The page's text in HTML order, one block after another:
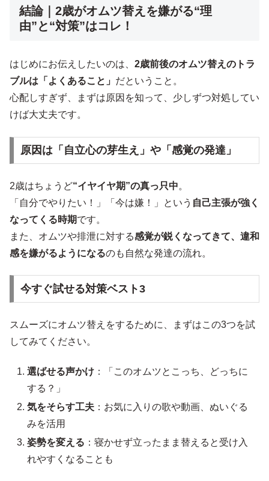
結論｜2歳がオムツ替えを嫌がる“理
由”と“対策”はコレ！
はじめにお伝えしたいのは、 2歳前後のオムツ替えのトラ
ブルは「よくあること」 だということ。
心配しすぎず、まずは原因を知って、少しずつ対処してい
けば大丈夫です。
原因は「自立心の芽生え」や「感覚の発達」
2歳はちょうど“イヤイヤ期”の真っ只中。
「自分でやりたい！」「今は嫌！」という 自己主張が強く
なってくる時期です。
また、オムツや排泄に対する感覚が鋭くなってきて、違和
感を嫌がるようになるのも自然な発達の流れ。
今すぐ試せる対策ベスト3
スムーズにオムツ替えをするために、まずはこの3つを試
してみてください。
選ばせる声かけ ：「このオムツとこっち、どっちに
する？」
気をそらす工夫 ：お気に入りの歌や動画、ぬいぐる
みを活用
姿勢を変える ：寝かせず立ったまま替えると受け入
れやすくなることも